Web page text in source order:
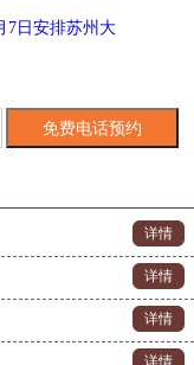
7日安排苏州大
详情
详情
详情
详情